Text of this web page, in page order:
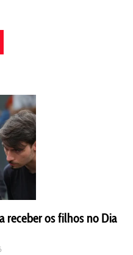
receber os filhos no Dia